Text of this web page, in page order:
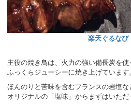
楽天ぐるなび
主役の焼き鳥は、火力の強い備長炭を
ふっくらジューシーに焼き上げています。
ほんのりと苦味を含むフランスの岩塩な
オリジナルの「塩味」からまずはいただ